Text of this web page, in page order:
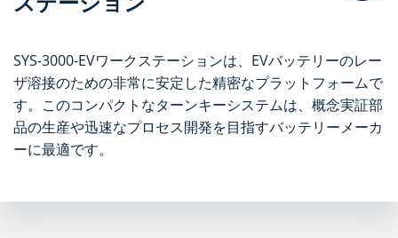
SYS-3000-EVワークステーションは、EVバッテリーのレー
ザ溶接のための非常に安定した精密なプラットフォームで
す。このコンパクトなターンキーシステムは、概念実証部
品の生産や迅速なプロセス開発を目指すバッテリーメーカ
ーに最適です。